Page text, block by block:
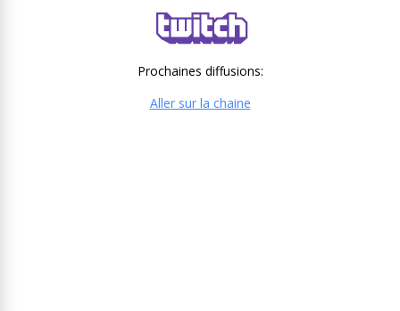
Prochaines diffusions:
Aller sur la chaine